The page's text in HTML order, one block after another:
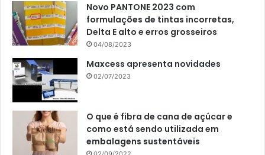
Novo PANTONE 2023 com
formulações de tintas incorretas,
Delta E alto e erros grosseiros
04/08/2023
Maxcess apresenta novidades
02/07/2023
O que é fibra de cana de açúcar e
como está sendo utilizada em
embalagens sustentáveis